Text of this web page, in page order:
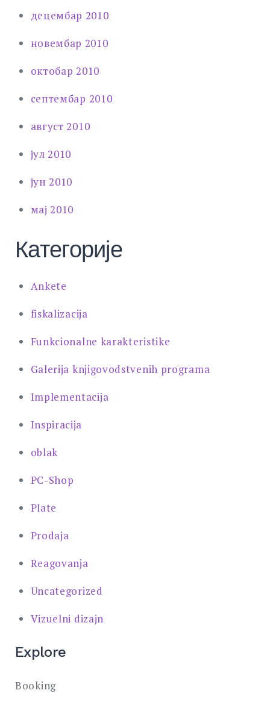
децембар 2010
новембар 2010
октобар 2010
септембар 2010
август 2010
јул 2010
јун 2010
мај 2010
Категорије
Ankete
fiskalizacija
Funkcionalne karakteristike
Galerija knjigovodstvenih programa
Implementacija
Inspiracija
oblak
PC-Shop
Plate
Prodaja
Reagovanja
Uncategorized
Vizuelni dizajn
Explore
Booking